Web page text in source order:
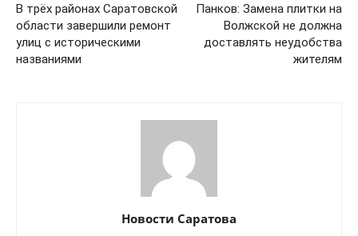
В трёх районах Саратовской
области завершили ремонт
улиц с историческими
названиями
Панков: Замена плитки на
Волжской не должна
доставлять неудобства
жителям
Новости Саратова